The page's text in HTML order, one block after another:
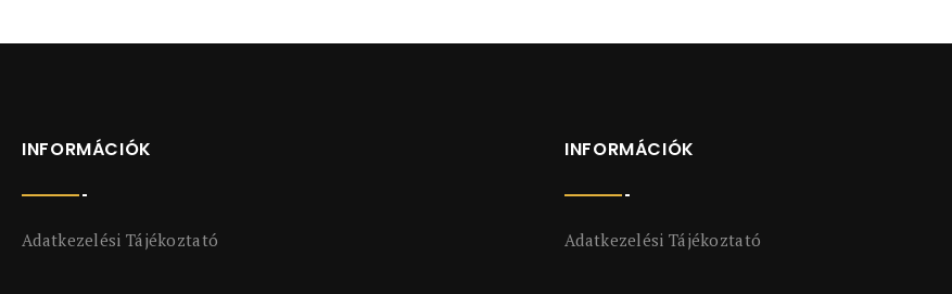
INFORMÁCIÓK
Adatkezelési Tájékoztató
INFORMÁCIÓK
Adatkezelési Tájékoztató